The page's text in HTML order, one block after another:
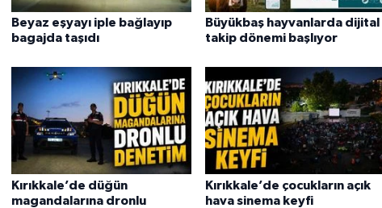
Beyaz eşyayı iple bağlayıp
bagajda taşıdı
Büyükbaş hayvanlarda dijital
takip dönemi başlıyor
Kırıkkale’de düğün
magandalarına dronlu
Kırıkkale’de çocukların açık
hava sinema keyfi